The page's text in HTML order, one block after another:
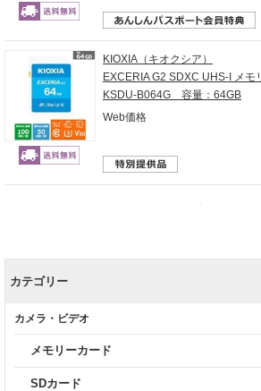
KIOXIA（キオクシア）
EXCERIA G2 SDXC UHS-I メモ
KSDU-B064G 容量：64GB
Web価格
カテゴリー
カメラ・ビデオ
メモリーカード
SDカード